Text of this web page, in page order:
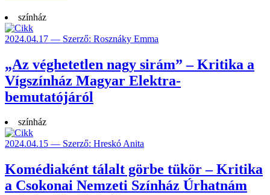
színház
2024.04.17 — Szerző: Rosznáky Emma
„Az véghetetlen nagy sirám” – Kritika a
Vígszínház Magyar Elektra-
bemutatójáról
színház
2024.04.15 — Szerző: Hreskó Anita
Komédiaként tálalt görbe tükör – Kritika
a Csokonai Nemzeti Színház Úrhatnám